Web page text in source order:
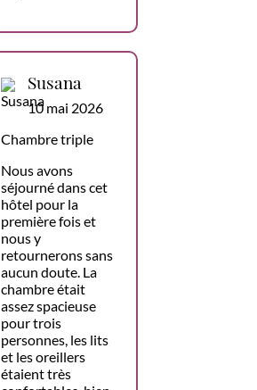
Susana
10 mai 2026
Chambre triple
Nous avons
séjourné dans cet
hôtel pour la
première fois et
nous y
retournerons sans
aucun doute. La
chambre était
assez spacieuse
pour trois
personnes, les lits
et les oreillers
étaient très